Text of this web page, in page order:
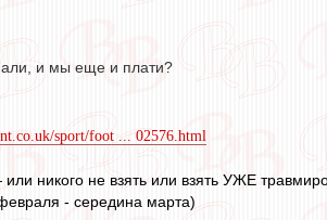
и мы еще и плати?
sport/foot ... 02576.html
никого не взять или взять УЖЕ
- середина марта)